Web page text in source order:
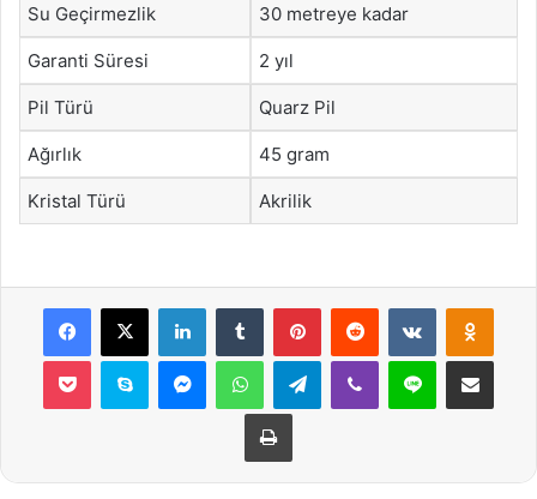
Su Geçirmezlik 30 metreye kadar
Garanti Süresi 2 yıl
Pil Türü Quarz Pil
Ağırlık 45 gram
Kristal Türü Akrilik
Facebook
X LinkedInTumblr PinterestReddit VKontakte
Pocket Skype MessengerWhatsAppTelegramViber Line E-Posta ile
Yazdır